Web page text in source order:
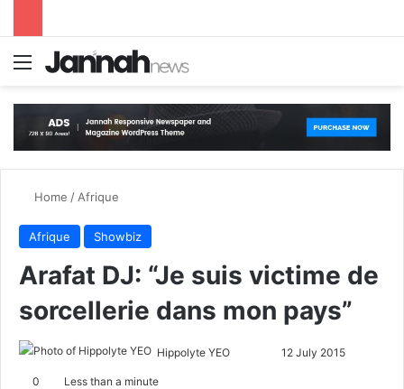
Menu
Home / Afrique
Afrique Showbiz
Arafat DJ: “Je suis victime de
sorcellerie dans mon pays”
Hippolyte YEO 12 July 2015
0 Less than a minute